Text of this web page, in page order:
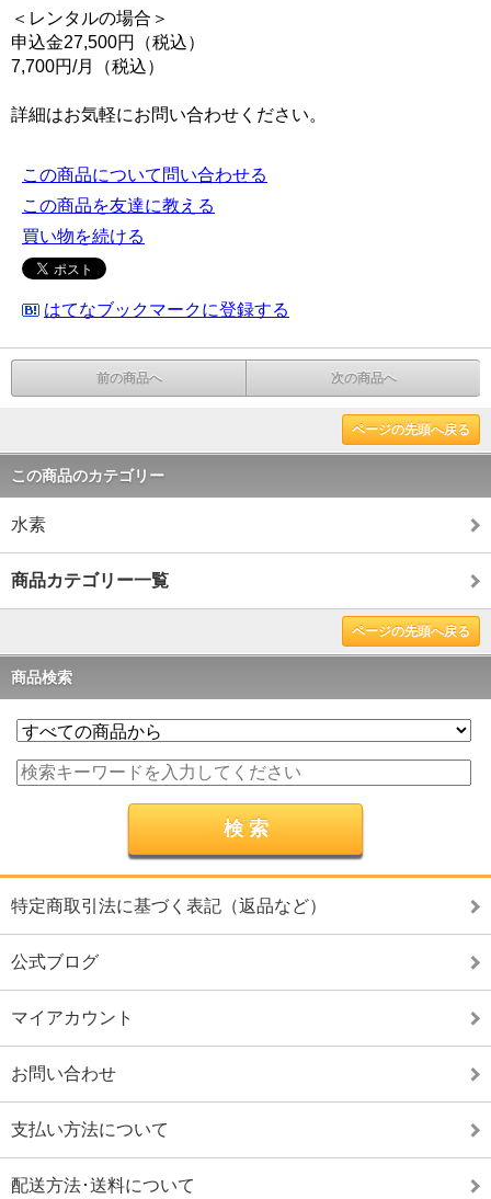
＜レンタルの場合＞
申込金27,500円（税込）
7,700円/月（税込）
詳細はお気軽にお問い合わせください。
この商品について問い合わせる
この商品を友達に教える
買い物を続ける
はてなブックマークに登録する
前の商品へ 次の商品へ
ページの先頭へ戻る
この商品のカテゴリー
水素
商品カテゴリー一覧
ページの先頭へ戻る
商品検索
特定商取引法に基づく表記（返品など）
公式ブログ
マイアカウント
お問い合わせ
支払い方法について
配送方法･送料について